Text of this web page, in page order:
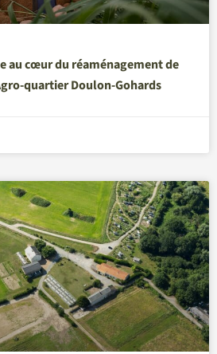
au cœur du réaménagement de
quartier Doulon-Gohards